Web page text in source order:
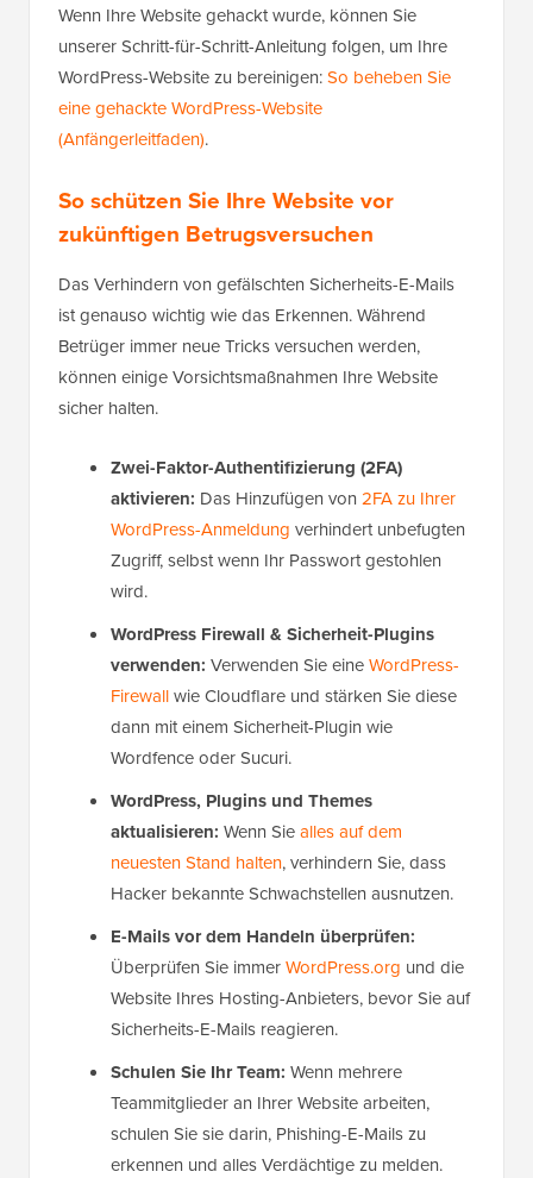
Wenn Ihre Website gehackt wurde, können Sie
unserer Schritt-für-Schritt-Anleitung folgen, um Ihre
WordPress-Website zu bereinigen:So beheben Sie
eine gehackte WordPress-Website
(Anfängerleitfaden).
So schützen Sie Ihre Website vor
zukünftigen Betrugsversuchen
Das Verhindern von gefälschten Sicherheits-E-Mails
ist genauso wichtig wie das Erkennen. Während
Betrüger immer neue Tricks versuchen werden,
können einige Vorsichtsmaßnahmen Ihre Website
sicher halten.
Zwei-Faktor-Authentifizierung (2FA)
aktivieren: Das Hinzufügen von 2FA zu Ihrer
WordPress-Anmeldung verhindert unbefugten
Zugriff, selbst wenn Ihr Passwort gestohlen
wird.
WordPress Firewall & Sicherheit-Plugins
verwenden: Verwenden Sie eineWordPress-
Firewallwie Cloudflare und stärken Sie diese
dann mit einem Sicherheit-Plugin wie
Wordfence oder Sucuri.
WordPress, Plugins und Themes
aktualisieren: Wenn Siealles auf dem
neuesten Stand halten, verhindern Sie, dass
Hacker bekannte Schwachstellen ausnutzen.
E-Mails vor dem Handeln überprüfen:
Überprüfen Sie immerWordPress.org und die
Website Ihres Hosting-Anbieters, bevor Sie auf
Sicherheits-E-Mails reagieren.
Schulen Sie Ihr Team: Wenn mehrere
Teammitglieder an Ihrer Website arbeiten,
schulen Sie sie darin, Phishing-E-Mails zu
erkennen und alles Verdächtige zu melden.